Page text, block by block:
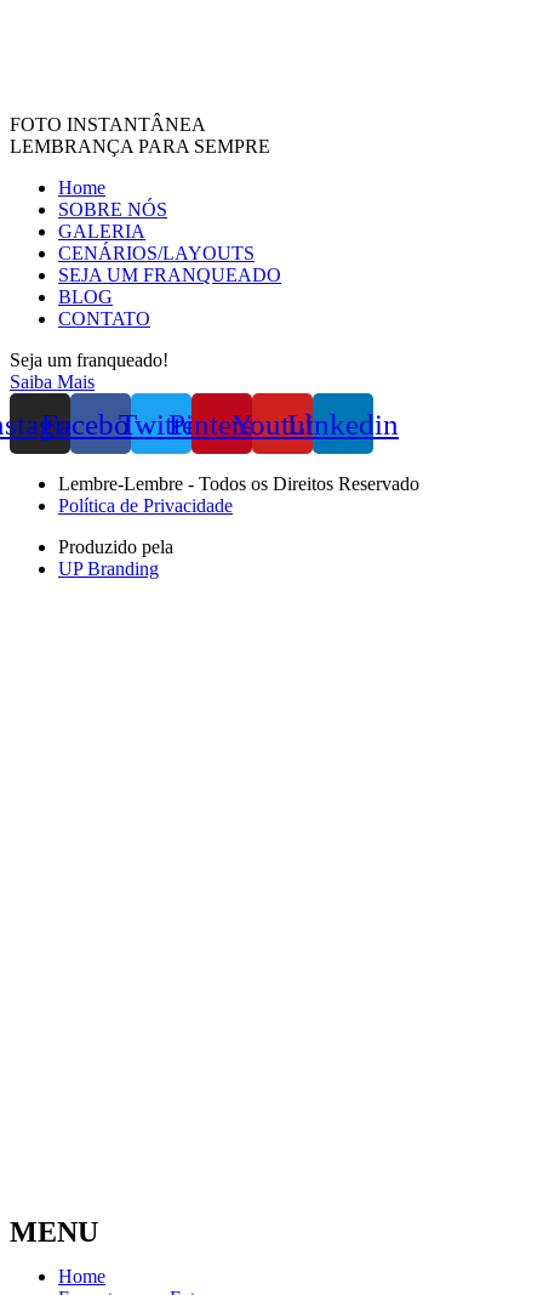
FOTO INSTANTÂNEA
LEMBRANÇA PARA SEMPRE
Home
SOBRE NÓS
GALERIA
CENÁRIOS/LAYOUTS
SEJA UM FRANQUEADO
BLOG
CONTATO
Seja um franqueado!
Saiba Mais
FacebookTwitterPinterestYoutubeLinkedin
Lembre-Lembre - Todos os Direitos Reservado
Política de Privacidade
Produzido pela
UP Branding
MENU
Home